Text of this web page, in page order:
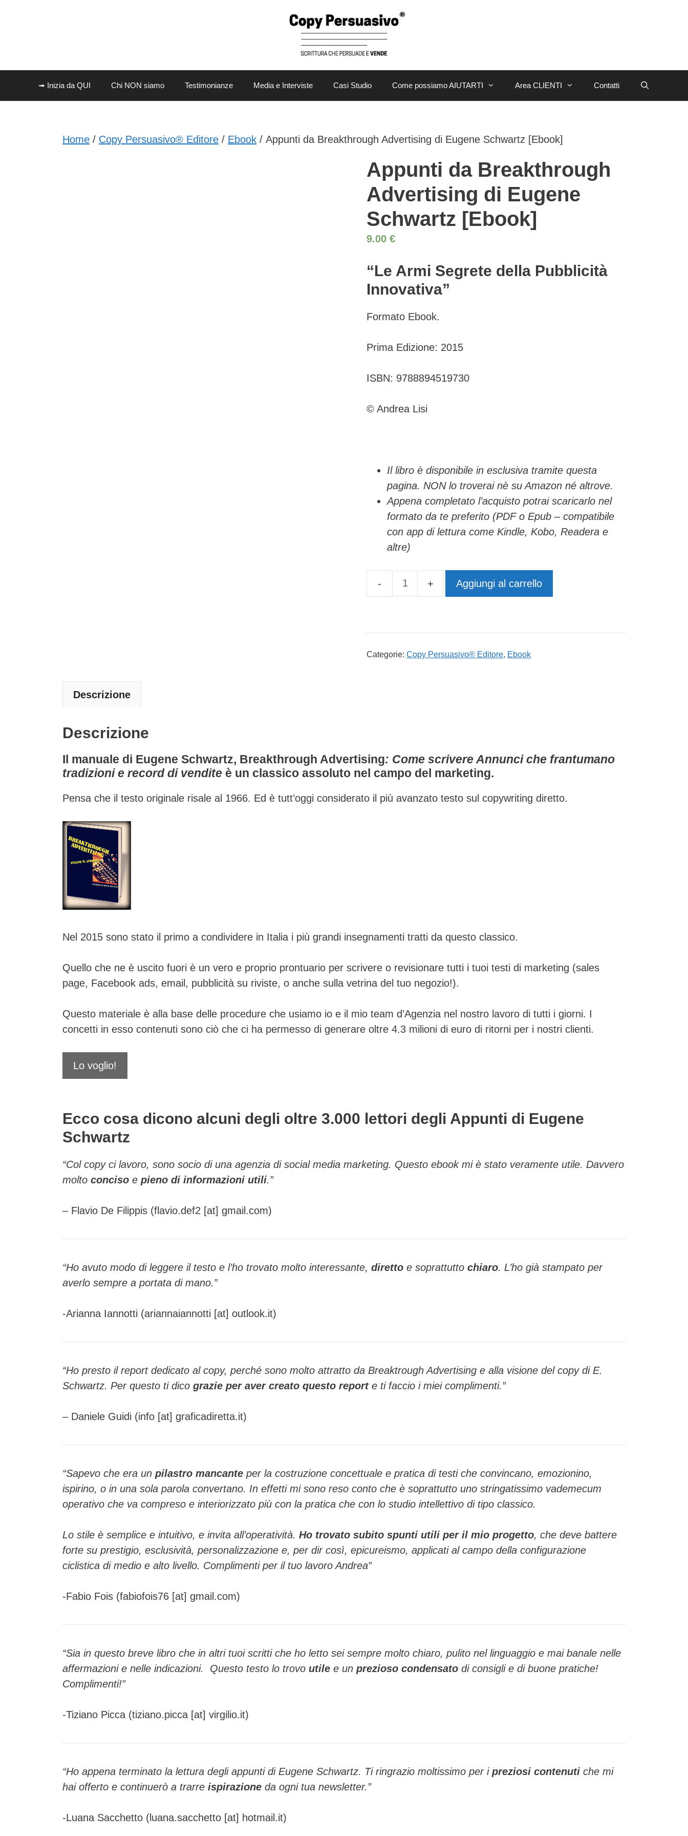
➟ Inizia da QUI Chi NON siamo Testimonianze Media e Interviste Casi Studio Come possiamo AIUTARTI Area CLIENTI Contatti
Home / Copy Persuasivo® Editore / Ebook / Appunti da Breakthrough Advertising di Eugene Schwartz [Ebook]
Appunti da Breakthrough
Advertising di Eugene
Schwartz [Ebook]
9.00 €
“Le Armi Segrete della Pubblicità
Innovativa”
Formato Ebook.
Prima Edizione: 2015
ISBN: 9788894519730
© Andrea Lisi
Il libro è disponibile in esclusiva tramite questa
pagina. NON lo troverai nè su Amazon né altrove.
Appena completato l’acquisto potrai scaricarlo nel
formato da te preferito (PDF o Epub – compatibile
con app di lettura come Kindle, Kobo, Readera e
altre)
Advertising
di
Aggiungi al carrello
Categorie: Copy Persuasivo® Editore, Ebook
Descrizione
Descrizione
Il manuale di Eugene Schwartz, Breakthrough Advertising: Come scrivere Annunci che frantumano
tradizioni e record di vendite è un classico assoluto nel campo del marketing.
Pensa che il testo originale risale al 1966. Ed è tutt’oggi considerato il più avanzato testo sul copywriting diretto.
Nel 2015 sono stato il primo a condividere in Italia i più grandi insegnamenti tratti da questo classico.
Quello che ne è uscito fuori è un vero e proprio prontuario per scrivere o revisionare tutti i tuoi testi di marketing (sales
page, Facebook ads, email, pubblicità su riviste, o anche sulla vetrina del tuo negozio!).
Questo materiale è alla base delle procedure che usiamo io e il mio team d’Agenzia nel nostro lavoro di tutti i giorni. I
concetti in esso contenuti sono ciò che ci ha permesso di generare oltre 4.3 milioni di euro di ritorni per i nostri clienti.
Lo voglio!
Ecco cosa dicono alcuni degli oltre 3.000 lettori degli Appunti di Eugene
Schwartz
“Col copy ci lavoro, sono socio di una agenzia di social media marketing. Questo ebook mi è stato veramente utile. Davvero
molto conciso e pieno di informazioni utili.”
– Flavio De Filippis (flavio.def2 [at] gmail.com)
“Ho avuto modo di leggere il testo e l’ho trovato molto interessante, diretto e soprattutto chiaro. L’ho già stampato per
averlo sempre a portata di mano.”
-Arianna Iannotti (ariannaiannotti [at] outlook.it)
“Ho presto il report dedicato al copy, perché sono molto attratto da Breaktrough Advertising e alla visione del copy di E.
Schwartz. Per questo ti dico grazie per aver creato questo reporte ti faccio i miei complimenti.”
– Daniele Guidi (info [at] graficadiretta.it)
“Sapevo che era un pilastro mancante per la costruzione concettuale e pratica di testi che convincano, emozionino,
ispirino, o in una sola parola convertano. In effetti mi sono reso conto che è soprattutto uno stringatissimo vademecum
operativo che va compreso e interiorizzato più con la pratica che con lo studio intellettivo di tipo classico.
Lo stile è semplice e intuitivo, e invita all’operatività. Ho trovato subito spunti utili per il mio progetto, che deve battere
forte su prestigio, esclusività, personalizzazione e, per dir così, epicureismo, applicati al campo della configurazione
ciclistica di medio e alto livello. Complimenti per il tuo lavoro Andrea”
-Fabio Fois (fabiofois76 [at] gmail.com)
“Sia in questo breve libro che in altri tuoi scritti che ho letto sei sempre molto chiaro, pulito nel linguaggio e mai banale nelle
affermazioni e nelle indicazioni. Questo testo lo trovo utile e un prezioso condensato di consigli e di buone pratiche!
Complimenti!”
-Tiziano Picca (tiziano.picca [at] virgilio.it)
“Ho appena terminato la lettura degli appunti di Eugene Schwartz. Ti ringrazio moltissimo per i preziosi contenuti che mi
hai offerto e continuerò a trarre ispirazione da ogni tua newsletter.”
-Luana Sacchetto (luana.sacchetto [at] hotmail.it)